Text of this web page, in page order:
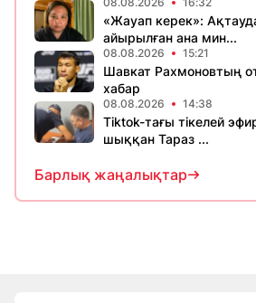
«Жауап керек»:
айырылған ана мин...
08.08.2026 15:21
Шавкат Рахмоновтың
хабар
08.08.2026 14:38
Tiktok-тағы тікелей
шыққан Тараз ...
Барлық жаңалықтар